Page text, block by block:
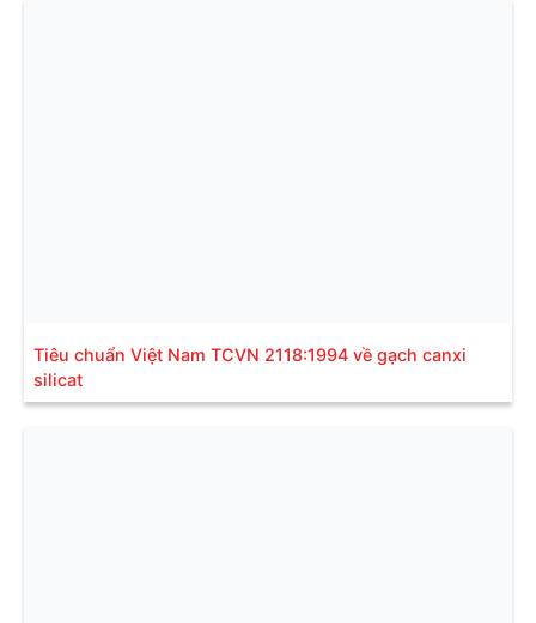
Tiêu chuẩn Việt Nam TCVN 2118:1994 về gạch canxi
silicat